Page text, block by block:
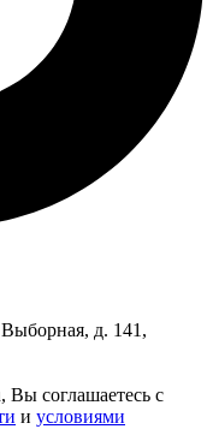
д. 141,
Вы соглашаетесь с
и условиями